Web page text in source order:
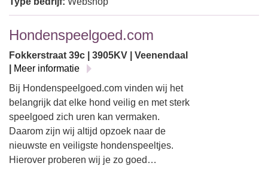
Hondenspeelgoed.com
Fokkerstraat 39c | 3905KV | Veenendaal
Meer informatie
Bij Hondenspeelgoed.com vinden wij het
belangrijk dat elke hond veilig en met sterk
speelgoed zich uren kan vermaken.
Daarom zijn wij altijd opzoek naar de
nieuwste en veiligste hondenspeeltjes.
Hierover proberen wij je zo goed…